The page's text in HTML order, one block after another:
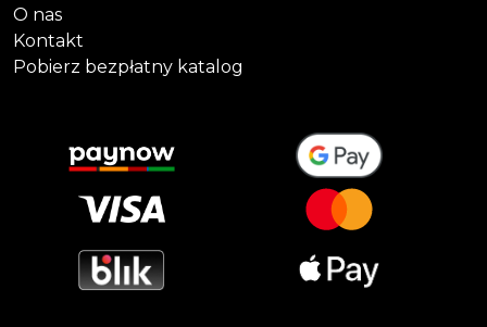
O nas
Kontakt
Pobierz bezpłatny katalog